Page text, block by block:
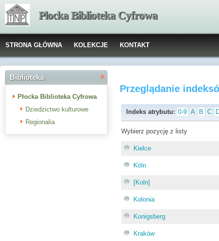
Płocka Biblioteka Cyfrowa
STRONA GŁÓWNA KOLEKCJE KONTAKT
Biblioteka
Płocka Biblioteka Cyfrowa
Dziedzictwo kulturowe
Regionalia
Przeglądanie
Indeks atrybutu: 0-9 A B C
Wybierz pozycję z listy
Kielce
Köln
[Koln]
Kolonia
Konigsberg
Kraków